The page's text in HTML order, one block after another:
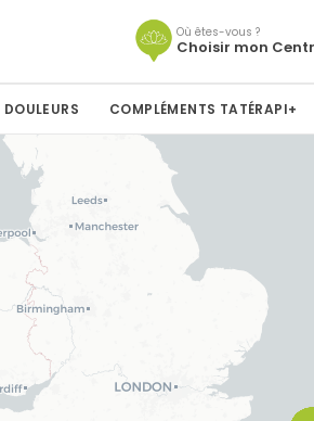
Où êtes-vous ?
Choisir mon
DOULEURS COMPLÉMENTS TATÉRAPI+